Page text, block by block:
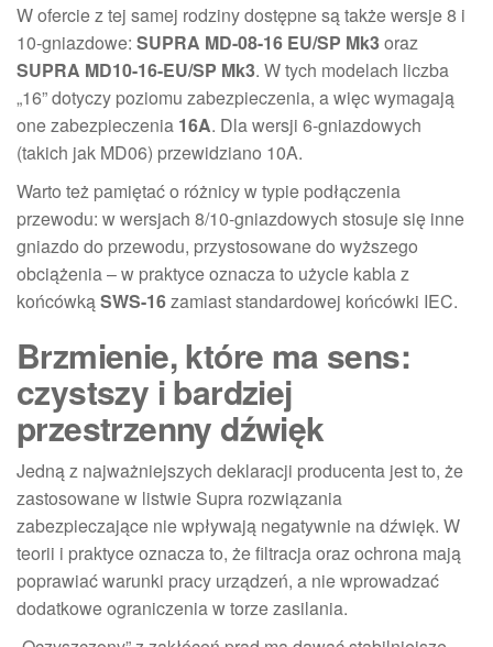
W ofercie z tej samej rodziny dostępne są także wersje 8 i
10-gniazdowe: SUPRA MD-08-16 EU/SP Mk3oraz
SUPRA MD10-16-EU/SP Mk3. W tych modelach liczba
„16” dotyczy poziomu zabezpieczenia, a więc wymagają
one zabezpieczenia 16A. Dla wersji 6-gniazdowych
(takich jak MD06) przewidziano 10A.
Warto też pamiętać o różnicy w typie podłączenia
przewodu: w wersjach 8/10-gniazdowych stosuje się inne
gniazdo do przewodu, przystosowane do wyższego
obciążenia – w praktyce oznacza to użycie kabla z
końcówkąSWS-16zamiast standardowej końcówki IEC.
Brzmienie, które ma sens:
czystszy i bardziej
przestrzenny dźwięk
Jedną z najważniejszych deklaracji producenta jest to, że
zastosowane w listwie Supra rozwiązania
zabezpieczające nie wpływają negatywnie na dźwięk. W
teorii i praktyce oznacza to, że filtracja oraz ochrona mają
poprawiać warunki pracy urządzeń, a nie wprowadzać
dodatkowe ograniczenia w torze zasilania.